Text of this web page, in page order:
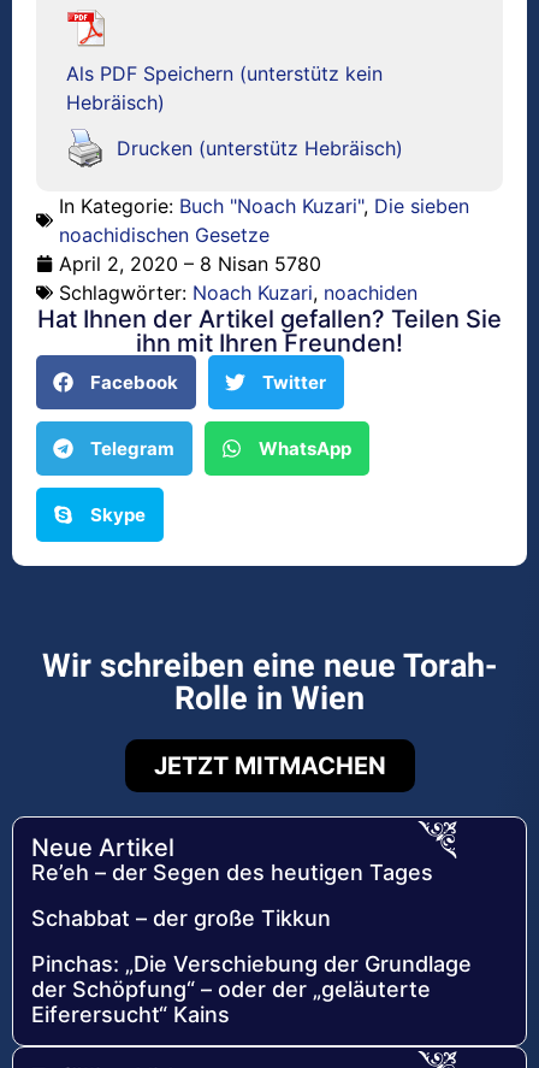
Als PDF Speichern (unterstütz kein
Hebräisch)
Drucken (unterstütz Hebräisch)
In Kategorie: Buch "Noach Kuzari", Die sieben
noachidischen Gesetze
April 2, 2020 – 8 Nisan 5780
Schlagwörter: Noach Kuzari, noachiden
Hat Ihnen der Artikel gefallen? Teilen Sie
ihn mit Ihren Freunden!
Facebook Twitter
Telegram WhatsApp
Skype
Wir schreiben eine neue Torah-
Rolle in Wien
JETZT MITMACHEN
Neue Artikel
Re’eh – der Segen des heutigen Tages
Schabbat – der große Tikkun
Pinchas: „Die Verschiebung der Grundlage
der Schöpfung“ – oder der „geläuterte
Eiferersucht“ Kains